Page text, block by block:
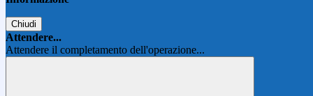
Chiudi
Attendere...
Attendere il completamento dell'operazione...